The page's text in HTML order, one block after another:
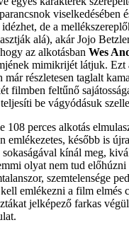
viselkedésében
idézhet, de a
alá), akár Jojo
az alkotásban Wes
mimikrijét látjuk. Ezt
részletesen taglalt
filmben feltűnő
be vágyódásuk
108 perces alkotás
emlékezetes, később is
sokaságával kínál meg,
olyat nem tud
szemtelensége
emlékezni a film elmés
jelképező farkas